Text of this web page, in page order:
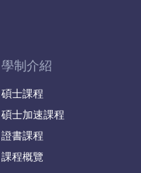
學制介紹
碩士課程
碩士加速課程
證書課程
課程概覽